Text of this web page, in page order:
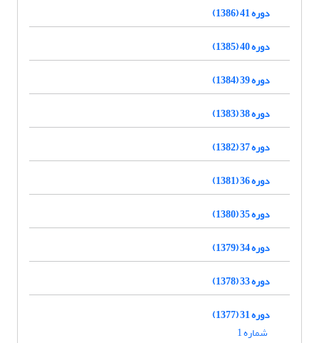
دوره 41 (1386)
دوره 40 (1385)
دوره 39 (1384)
دوره 38 (1383)
دوره 37 (1382)
دوره 36 (1381)
دوره 35 (1380)
دوره 34 (1379)
دوره 33 (1378)
دوره 31 (1377)
شماره 1